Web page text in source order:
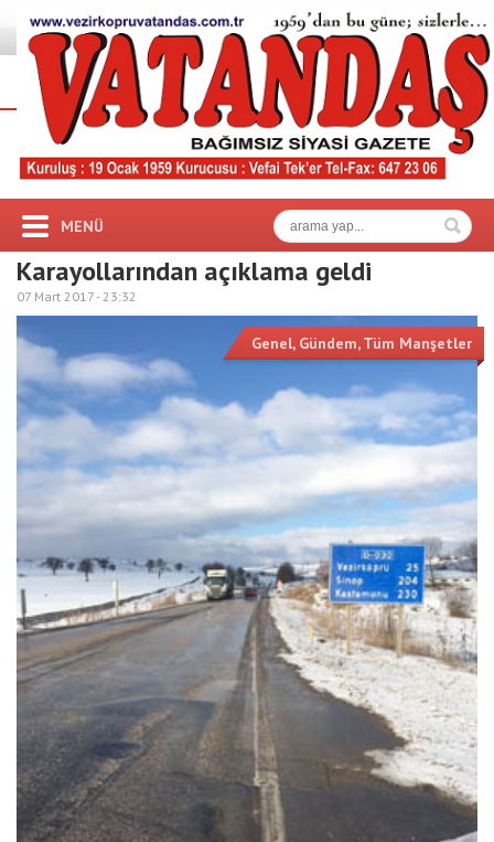
MENÜ
Karayollarından açıklama geldi
07 Mart 2017 -23:32
Genel, Gündem,Tüm Manşetler